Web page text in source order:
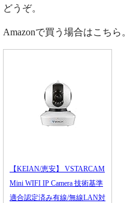
どうぞ。
Amazonで買う場合はこちら。
【KEIAN/恵安】 VSTARCAM
Mini WIFI IP Camera 技術基準
適合認定済み有線/無線LAN対